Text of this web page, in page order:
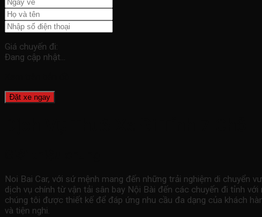
Giá chuyến đi:
Đang cập nhật...
Đặt xe ngay
Noi Bai Car, với sứ mệnh mang đến những trải nghiệm di chuyển
dịch vụ chính từ vận tải sân bay Nội Bài đến các chuyến đi tỉnh
chúng tôi được thiết kế để đáp ứng nhu cầu đa dạng của khách
và tiện nghi.